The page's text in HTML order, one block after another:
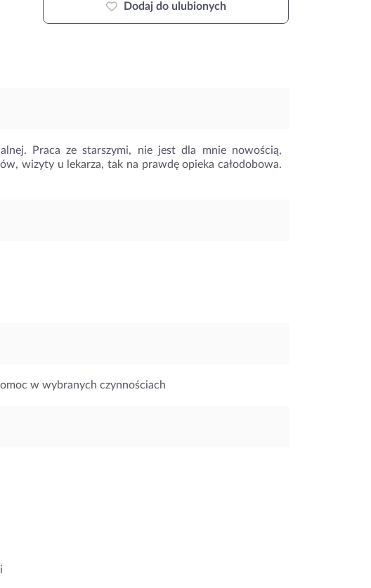
Dodaj do ulubionych
Praca ze starszymi, nie jest dla mnie nowością,
wizyty u lekarza, tak na prawdę opieka całodobowa.
w wybranych czynnościach